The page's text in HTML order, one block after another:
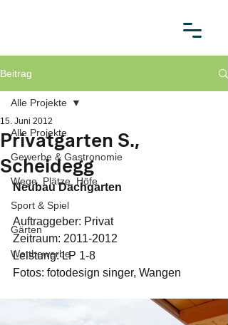
Beitrag
Alle Projekte
Gewerbe & Gastronomie
Wege, Plätze, Höfe
Sport & Spiel
Gärten
Wettbewerbe
Alle Projekte
Privatgarten S.,
Scheidegg
15. Juni 2012
Neubau Dachgarten
Auftraggeber: Privat
Zeitraum: 2011-2012
Leistung: LP 1-8
Fotos: fotodesign singer, Wangen